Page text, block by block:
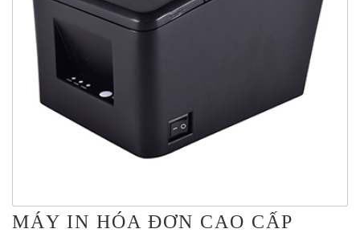
MÁY IN HÓA ĐƠN CAO CẤP